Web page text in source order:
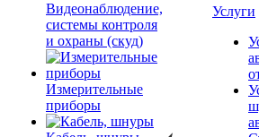
Видеонаблюдение,
системы контроля
и охраны (скуд)
Измерительные
приборы
Услуги